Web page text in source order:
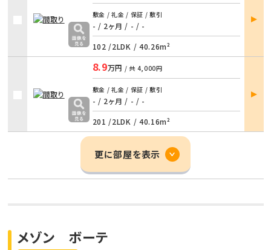
敷金 / 礼金 / 保証 / 敷引
- / 2ヶ月 / - / -
102 /2LDK / 40.26m²
部屋
詳細
8.9万円 / 共 4,000円
敷金 / 礼金 / 保証 / 敷引
- / 2ヶ月 / - / -
201 /2LDK / 40.16m²
部屋
詳細
更に部屋を表示
メゾン ボーテ